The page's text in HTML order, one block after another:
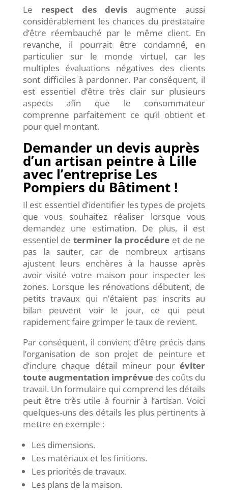
Le respect des devis augmente aussi
considérablement les chances du prestataire
d’être réembauché par le même client. En
revanche, il pourrait être condamné, en
particulier sur le monde virtuel, car les
multiples évaluations négatives des clients
sont difficiles à pardonner. Par conséquent, il
est essentiel d’être très clair sur plusieurs
aspects afin que le consommateur
comprenne parfaitement ce qu’il obtient et
pour quel montant.
Demander un devis auprès
d’un artisan peintre à Lille
avec l’entreprise Les
Pompiers du Bâtiment !
Il est essentiel d’identifier les types de projets
que vous souhaitez réaliser lorsque vous
demandez une estimation. De plus, il est
essentiel determiner la procédure et de ne
pas la sauter, car de nombreux artisans
ajustent leurs enchères à la hausse après
avoir visité votre maison pour inspecter les
zones. Lorsque les rénovations débutent, de
petits travaux qui n’étaient pas inscrits au
bilan peuvent voir le jour, ce qui peut
rapidement faire grimper le taux de revient.
Par conséquent, il convient d’être précis dans
l’organisation de son projet de peinture et
d’inclure chaque détail mineur pouréviter
touteaugmentation imprévuedes coûts du
travail. Un formulaire qui comprend les détails
peut être très utile à fournir à l’artisan. Voici
quelques-uns des détails les plus pertinents à
mettre en exemple :
Les dimensions.
Les matériaux et les finitions.
Les priorités de travaux.
Les plans de la maison.